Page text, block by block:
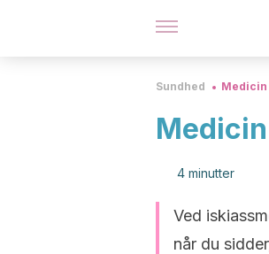
Sundhed Medicin
4 minutter
Ved
når du